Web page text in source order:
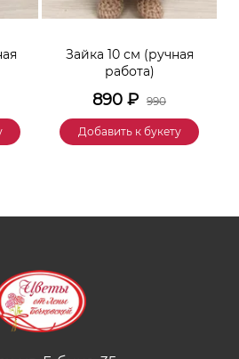
Зайка 10 см (ручная
работа)
890 ₽ 990
Добавить к букету